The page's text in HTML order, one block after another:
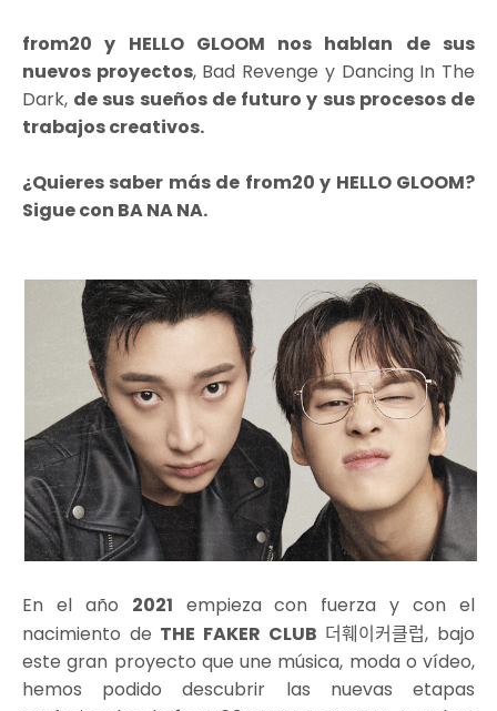
from20 y HELLO GLOOM nos hablan de sus
nuevos proyectos, Bad Revenge y Dancing In The
Dark, de sus sueños de futuro y sus procesos de
trabajos creativos.
¿Quieres saber más de from20 y HELLO GLOOM?
Sigue con BA NA NA.
En el año 2021 empieza con fuerza y con el
nacimiento de THE FAKER CLUB 더훼이커클럽, bajo
este gran proyecto que une música, moda o vídeo,
hemos podido descubrir las nuevas etapas